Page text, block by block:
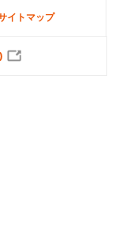
イトマップ